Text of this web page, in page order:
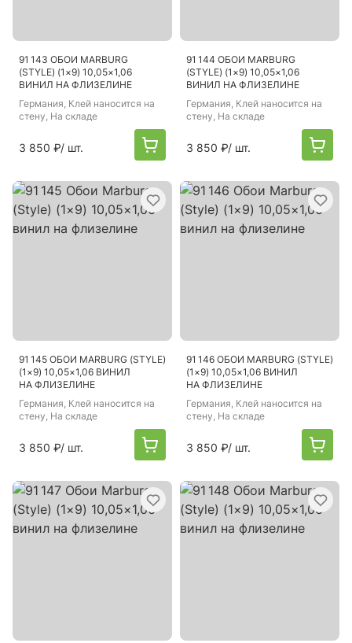
91 143 ОБОИ MARBURG
(STYLE) (1×9) 10,05×1,06
ВИНИЛ НА ФЛИЗЕЛИНЕ
Германия, Клей наносится на
стену, На складе
3 850 ₽/ шт.
91 144 ОБОИ MARBURG
(STYLE) (1×9) 10,05×1,06
ВИНИЛ НА ФЛИЗЕЛИНЕ
Германия, Клей наносится на
стену, На складе
3 850 ₽/ шт.
91 145 ОБОИ MARBURG (STYLE)
(1×9) 10,05×1,06 ВИНИЛ
НА ФЛИЗЕЛИНЕ
Германия, Клей наносится на
стену, На складе
3 850 ₽/ шт.
91 146 ОБОИ MARBURG (STYLE)
(1×9) 10,05×1,06 ВИНИЛ
НА ФЛИЗЕЛИНЕ
Германия, Клей наносится на
стену, На складе
3 850 ₽/ шт.